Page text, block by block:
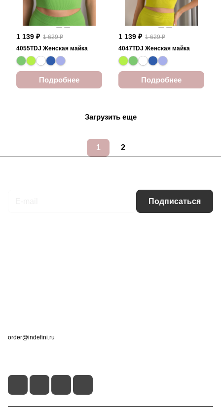
1 139 ₽ 1 629 ₽
4055TDJ Женская майка
Подробнее
1 139 ₽ 1 629 ₽
4047TDJ Женская майка
Подробнее
Загрузить еще
1 2
Подписаться
order@indefini.ru